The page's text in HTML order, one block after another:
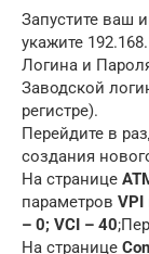
Запустите ваш
укажите
Логина и
Заводской
регистре).
Перейдите в
создания
На странице
параметров VPI
– 0; VCI – 40
На странице